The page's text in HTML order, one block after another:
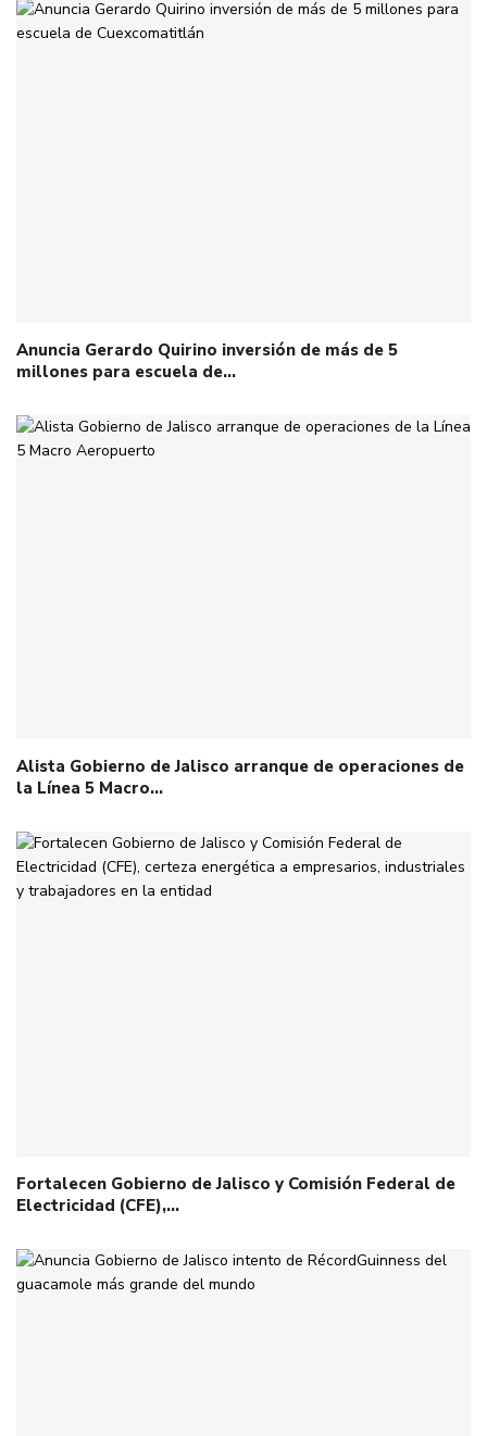
Anuncia Gerardo Quirino inversión de más de 5
millones para escuela de…
Alista Gobierno de Jalisco arranque de operaciones de
la Línea 5 Macro…
Fortalecen Gobierno de Jalisco y Comisión Federal de
Electricidad (CFE),…